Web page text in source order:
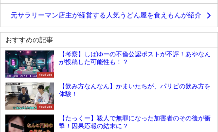
元サラリーマン店主が経営する人気うどん屋を食えもんが紹介
おすすめの記事
YouTube
【考察】しばゆーの不倫公認ポストが不評！あやなん
が投稿した可能性も！？
YouTube
【飲み方なんなん】かまいたちが、パリピの飲み方を
体験！
【たっくー】殺人で無罪になった加害者のその後が衝
撃！因果応報の結末に？